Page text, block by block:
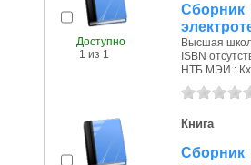
Доступно
1 из 1
Высшая
ISBN
НТБ МЭИ : Кх
Книга